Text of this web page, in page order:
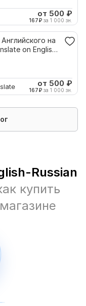
от 500 ₽
167₽ за 1 000 зн.
на
on English
от 500 ₽
167₽ за 1 000 зн.
Russian
купить